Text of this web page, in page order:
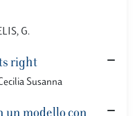
G.
right
Susanna